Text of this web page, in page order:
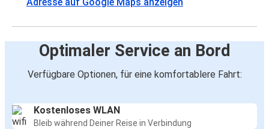
Optimaler Service an Bord
Verfügbare Optionen, für eine komfortablere Fahrt:
Kostenloses WLAN
Bleib während Deiner Reise in Verbindung